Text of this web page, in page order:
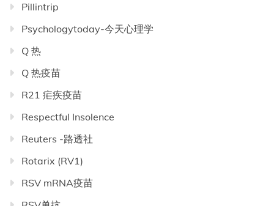
Pillintrip
Psychologytoday-今天心理学
Q 热
Q 热疫苗
R21 疟疾疫苗
Respectful Insolence
Reuters -路透社
Rotarix (RV1)
RSV mRNA疫苗